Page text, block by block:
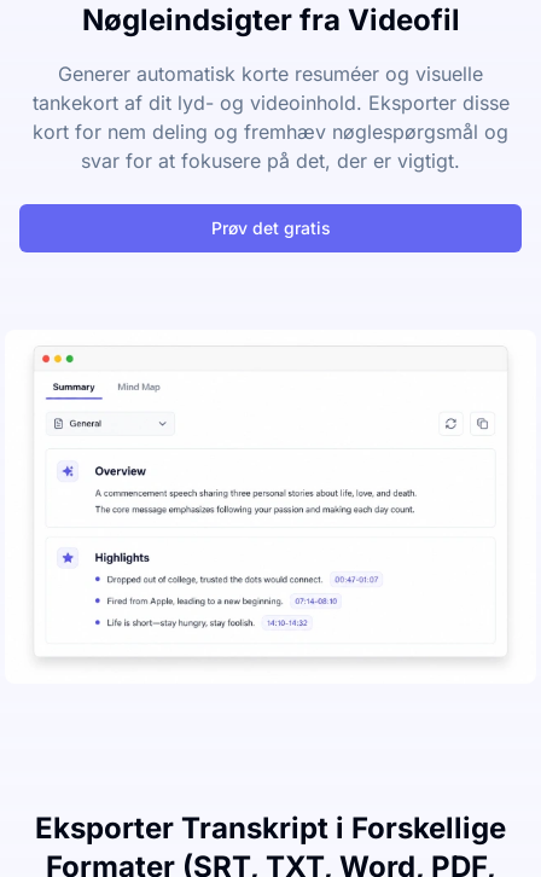
Nøgleindsigter fra Videofil
Generer automatisk korte resuméer og visuelle
tankekort af dit lyd- og videoinhold. Eksporter disse
kort for nem deling og fremhæv nøglespørgsmål og
svar for at fokusere på det, der er vigtigt.
Prøv det gratis
Eksporter Transkript i Forskellige
Formater (SRT, TXT, Word, PDF,